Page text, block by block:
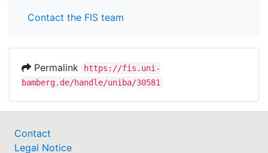
Contact the FIS team
Permalink
https://fis.uni-
bamberg.de/handle/uniba/30581
Contact
Legal Notice